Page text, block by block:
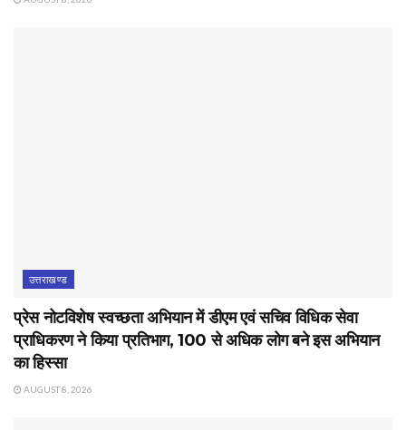
उत्तराखण्ड
प्रेस नोटविशेष स्वच्छता अभियान में डीएम एवं सचिव विधिक सेवा
प्राधिकरण ने किया प्रतिभाग, 100 से अधिक लोग बने इस अभियान
का हिस्सा
AUGUST 8, 2026